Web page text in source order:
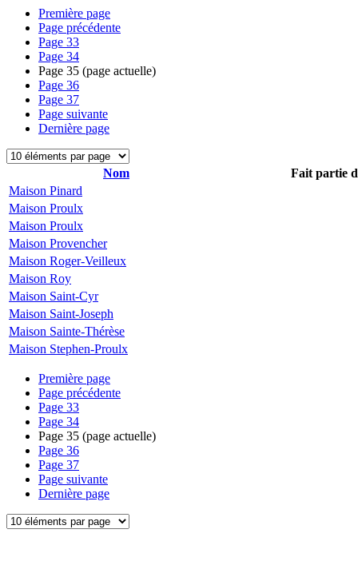
Première page
Page précédente
Page 33
Page 34
Page 35 (page actuelle)
Page 36
Page 37
Page suivante
Dernière page
Nom
Fait partie
Maison Pinard
Maison Proulx
Maison Proulx
Maison Provencher
Maison Roger-Veilleux
Maison Roy
Maison Saint-Cyr
Maison Saint-Joseph
Maison Sainte-Thérèse
Maison Stephen-Proulx
Première page
Page précédente
Page 33
Page 34
Page 35 (page actuelle)
Page 36
Page 37
Page suivante
Dernière page